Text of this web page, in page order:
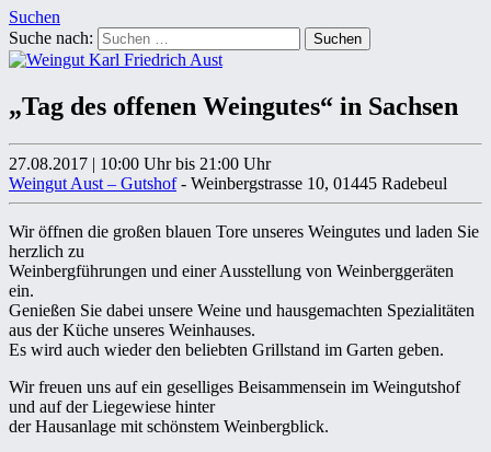
Suchen
Suche nach:
„Tag des offenen Weingutes“ in Sachsen
27.08.2017 | 10:00 Uhr bis 21:00 Uhr
Weingut Aust – Gutshof- Weinbergstrasse 10, 01445 Radebeul
Wir öffnen die großen blauen Tore unseres Weingutes und laden Sie
herzlich zu
Weinbergführungen und einer Ausstellung von Weinberggeräten
ein.
Genießen Sie dabei unsere Weine und hausgemachten Spezialitäten
aus der Küche unseres Weinhauses.
Es wird auch wieder den beliebten Grillstand im Garten geben.
Wir freuen uns auf ein geselliges Beisammensein im Weingutshof
und auf der Liegewiese hinter
der Hausanlage mit schönstem Weinbergblick.